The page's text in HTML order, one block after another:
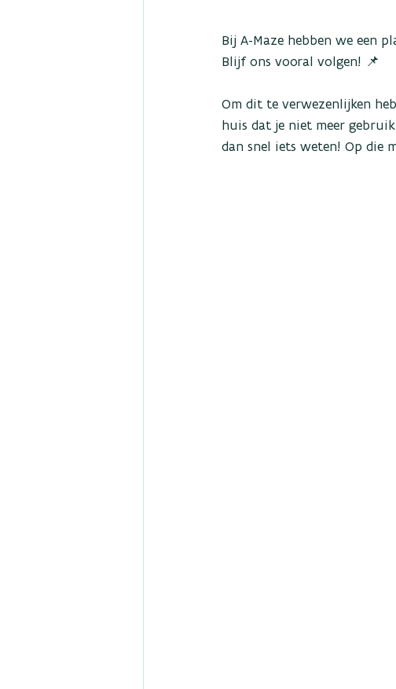
Bij A-Maze hebben we een
Blijf ons vooral volgen! 📌
Om dit te verwezenlijken
huis dat je niet meer
dan snel iets weten! Op die